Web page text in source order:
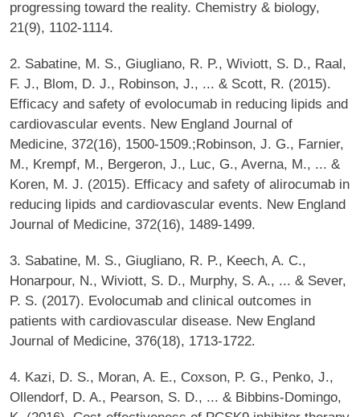
progressing toward the reality. Chemistry & biology,
21(9), 1102-1114.
2. Sabatine, M. S., Giugliano, R. P., Wiviott, S. D., Raal,
F. J., Blom, D. J., Robinson, J., ... & Scott, R. (2015).
Efficacy and safety of evolocumab in reducing lipids and
cardiovascular events. New England Journal of
Medicine, 372(16), 1500-1509.;Robinson, J. G., Farnier,
M., Krempf, M., Bergeron, J., Luc, G., Averna, M., ... &
Koren, M. J. (2015). Efficacy and safety of alirocumab in
reducing lipids and cardiovascular events. New England
Journal of Medicine, 372(16), 1489-1499.
3. Sabatine, M. S., Giugliano, R. P., Keech, A. C.,
Honarpour, N., Wiviott, S. D., Murphy, S. A., ... & Sever,
P. S. (2017). Evolocumab and clinical outcomes in
patients with cardiovascular disease. New England
Journal of Medicine, 376(18), 1713-1722.
4. Kazi, D. S., Moran, A. E., Coxson, P. G., Penko, J.,
Ollendorf, D. A., Pearson, S. D., ... & Bibbins-Domingo,